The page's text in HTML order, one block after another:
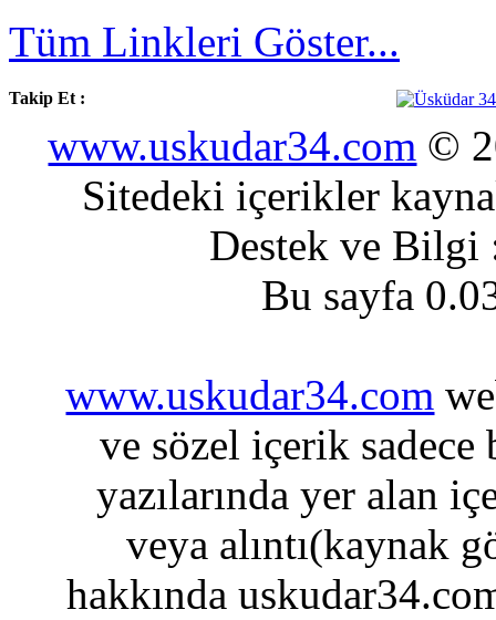
Tüm Linkleri Göster...
Takip Et :
www.uskudar34.com ©
Sitedeki içerikler
Destek ve
Bu sayfa
www.uskudar34.com
ve sözel içerik sadece
yazılarında yer alan
veya alıntı(kaynak
hakkında